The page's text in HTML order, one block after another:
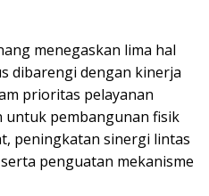
menegaskan lima hal
dibarengi dengan kinerja
prioritas pelayanan
untuk pembangunan fisik
peningkatan sinergi lintas
penguatan mekanisme